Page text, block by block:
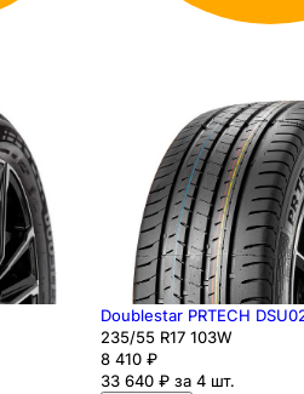
Doublestar PRTECH
235/55 R17 103W
8 410 ₽
33 640 ₽ за 4 шт.